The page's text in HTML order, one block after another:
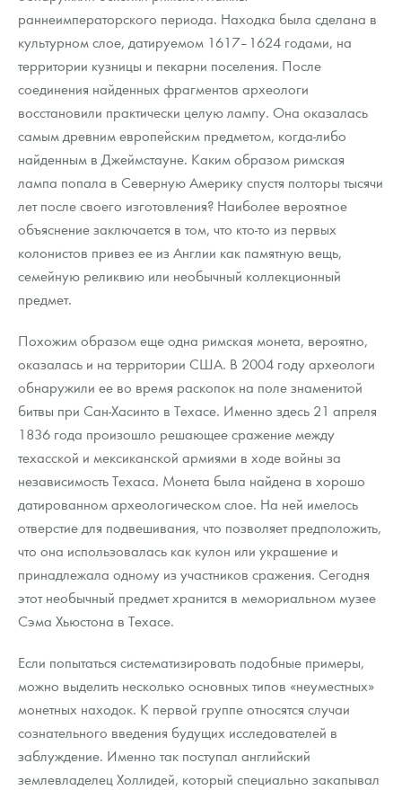
раннеимператорского периода. Находка была сделана в
культурном слое, датируемом 1617–1624 годами, на
территории кузницы и пекарни поселения. После
соединения найденных фрагментов археологи
восстановили практически целую лампу. Она оказалась
самым древним европейским предметом, когда-либо
найденным в Джеймстауне. Каким образом римская
лампа попала в Северную Америку спустя полторы тысячи
лет после своего изготовления? Наиболее вероятное
объяснение заключается в том, что кто-то из первых
колонистов привез ее из Англии как памятную вещь,
семейную реликвию или необычный коллекционный
предмет.
Похожим образом еще одна римская монета, вероятно,
оказалась и на территории США. В 2004 году археологи
обнаружили ее во время раскопок на поле знаменитой
битвы при Сан-Хасинто в Техасе. Именно здесь 21 апреля
1836 года произошло решающее сражение между
техасской и мексиканской армиями в ходе войны за
независимость Техаса. Монета была найдена в хорошо
датированном археологическом слое. На ней имелось
отверстие для подвешивания, что позволяет предположить,
что она использовалась как кулон или украшение и
принадлежала одному из участников сражения. Сегодня
этот необычный предмет хранится в мемориальном музее
Сэма Хьюстона в Техасе.
Если попытаться систематизировать подобные примеры,
можно выделить несколько основных типов «неуместных»
монетных находок. К первой группе относятся случаи
сознательного введения будущих исследователей в
заблуждение. Именно так поступал английский
землевладелец Холлидей, который специально закапывал